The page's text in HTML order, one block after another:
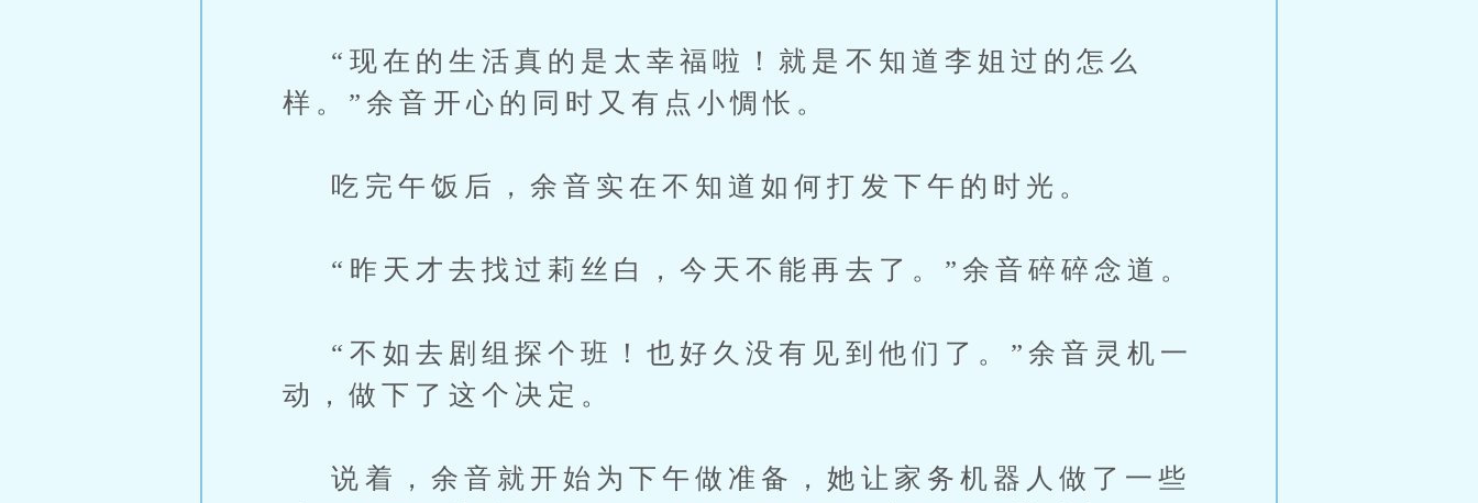
“现在的生活真的是太幸福啦！就是不知道李姐过的怎么
样。”余音开心的同时又有点小惆怅。
吃完午饭后，余音实在不知道如何打发下午的时光。
“昨天才去找过莉丝白，今天不能再去了。”余音碎碎念道。
“不如去剧组探个班！也好久没有见到他们了。”余音灵机一
动，做下了这个决定。
说着，余音就开始为下午做准备，她让家务机器人做了一些